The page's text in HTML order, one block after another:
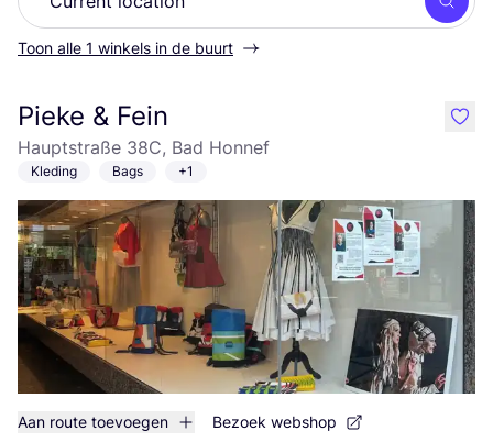
Zoek
Toon alle 1 winkels in de buurt
Pieke & Fein
Hauptstraße 38C, Bad Honnef
Kleding Bags +1
Aan route toevoegen Bezoek webshop
like